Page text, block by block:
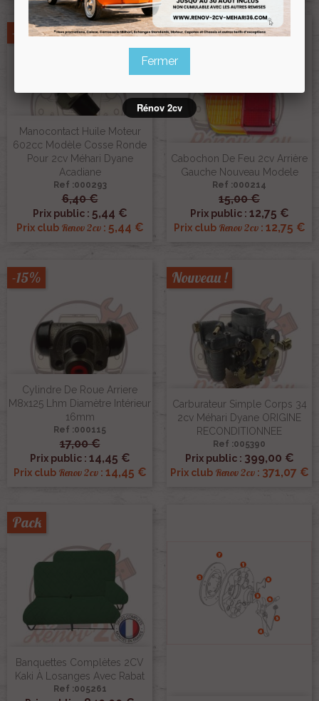
Manocontact Huile Moteur
602cc Modèle Cosse Ronde
Pour 2cv Méhari Dyane
Acadiane
Ref :000293
6,40 €
Prix public : 5,44 €
Prix club Renov 2cv: 5,44 €
-15%
Cabochon De Feu 2cv Arrière
Gauche Nouveau Modele
Ref :000214
15,00 €
Prix public : 12,75 €
Prix club Renov 2cv: 12,75 €
-15%
Cylindre De Roue Arriere
M8x125 Lhm Diamètre Intérieur
16mm
Ref :000115
17,00 €
Prix public : 14,45 €
Prix club Renov 2cv: 14,45 €
-15%
Carburateur Simple Corps 34
2cv Méhari Dyane ORIGINE
RECONDITIONNEE
Ref :005390
Prix public : 399,00 €
Prix club Renov 2cv: 371,07 €
Nouveau !
Banquettes Complètes 2CV
Kaki À Losanges Avec Rabat
Ref :005261
Pack
Fermer
Rénov 2cv